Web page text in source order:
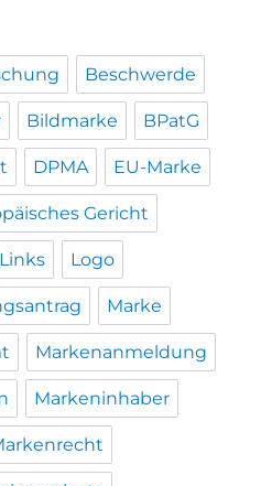
Beschwerde
Bildmarke BPatG
DPMA EU-Marke
Gericht
Links Logo
Marke
Markenanmeldung
Markeninhaber